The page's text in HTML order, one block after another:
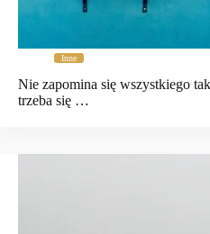
Inne
Nie zapomina się wszystkiego
trzeba się …